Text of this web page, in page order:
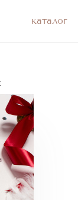
каталог